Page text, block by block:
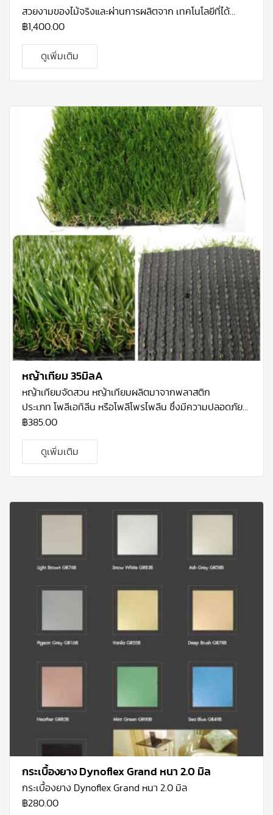
สวยงามของไม้จริงและผ่านการผลิตจาก เทคโนโลยีที่ได้
มาตรฐาน โคยไม้ที่ใช้จะเป็นไม้โอ้กแท้ ที่ปลูกมากในทวีป
ความละเอียด เป็นไม้ที่ทนต่อการ เปลี่ยนแปลงทางสภาพทาง
อาการและทนต่อการกัดแทะของแมลงได้ดี จึงเหมาะสม กับ
ปลวก ทำให้รับประกันได้ว่า ปลวก-มอด ไม่ ทำลายเนื้อไม้ 5 ปี
฿1,400.00
ดูเพิ่มเติม
หญ้าเทียม 35มิลA
หญ้าเทียมจัดสวน หญ้าเทียมผลิตมาจากพลาสติก
ประเภท โพลีเอทิลีน หรือโพลีโพรไพลีน ซึ่งมีความปลอดภัย
สูง ผสมสาร UV Stabilizer ทนแสงแดด และการใช้งาน
รอง (Backing) ซึ่งจะทำให้หญ้าติดกับแผ่นรองอย่างแน่น
สนิทและมีรูระบายน้ำอยู่ด้านหลัง ด้วยหญ้าเทียมคือนวัตกรรม
สามารถใช้งานได้หลากหลายรูปแบบ ทั้งด้านกีฬา จัดสวน
฿385.00
ดูเพิ่มเติม
กระเบื้องยาง Dynoflex Grand หนา 2.0 มิล
กระเบื้องยาง Dynoflex Grand หนา 2.0 มิล
฿280.00